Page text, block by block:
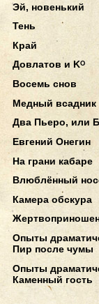
Эй, новенький
Тень
Край
Довлатов и Kᴼ
Восемь снов
Медный всадник
Два Пьеро, или
Евгений Онегин
На грани кабаре
Влюблённый
Камера обскура
Опыты
Пир после чумы
Опыты
Каменный гость